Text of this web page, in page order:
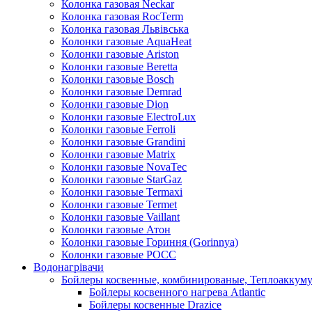
Колонка газовая Neckar
Колонка газовая RocTerm
Колонка газовая Львiвська
Колонки газовые AquaHeat
Колонки газовые Ariston
Колонки газовые Beretta
Колонки газовые Bosch
Колонки газовые Demrad
Колонки газовые Dion
Колонки газовые ElectroLux
Колонки газовые Ferroli
Колонки газовые Grandini
Колонки газовые Matrix
Колонки газовые NovaTec
Колонки газовые StarGaz
Колонки газовые Termaxi
Колонки газовые Termet
Колонки газовые Vaillant
Колонки газовые Атон
Колонки газовые Гориння (Gorinnya)
Колонки газовые РОСС
Водонагрівачи
Бойлеры косвенные, комбинированые,
Бойлеры косвенного нагрева Atlantic
Бойлеры косвенные Drazice